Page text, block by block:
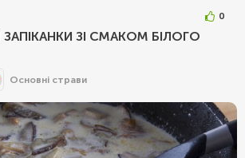
0
ЗІ СМАКОМ БІЛОГО
Основні страви